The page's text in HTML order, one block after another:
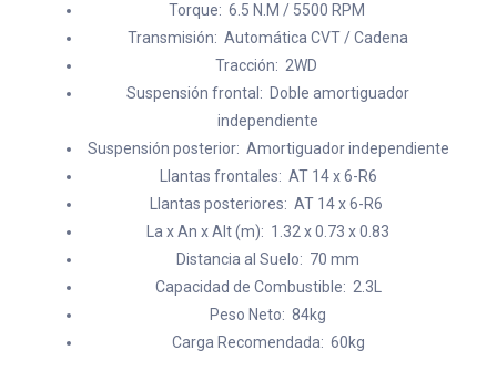
Torque: 6.5 N.M / 5500 RPM
Transmisión: Automática CVT / Cadena
Tracción: 2WD
Suspensión frontal: Doble amortiguador
independiente
Suspensión posterior: Amortiguador independiente
Llantas frontales: AT 14 x 6-R6
Llantas posteriores: AT 14 x 6-R6
La x An x Alt (m): 1.32 x 0.73 x 0.83
Distancia al Suelo: 70 mm
Capacidad de Combustible: 2.3L
Peso Neto: 84kg
Carga Recomendada: 60kg